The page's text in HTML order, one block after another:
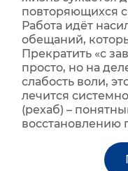
повторяющихся
Работа идёт
обещаний,
Прекратить «с
просто, но на
слабость воли,
лечится
(рехаб) –
восстановлению